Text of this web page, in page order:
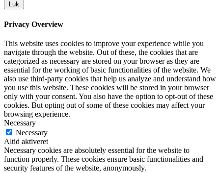
Luk
Privacy Overview
This website uses cookies to improve your experience while you
navigate through the website. Out of these, the cookies that are
categorized as necessary are stored on your browser as they are
essential for the working of basic functionalities of the website. We
also use third-party cookies that help us analyze and understand how
you use this website. These cookies will be stored in your browser
only with your consent. You also have the option to opt-out of these
cookies. But opting out of some of these cookies may affect your
browsing experience.
Necessary
Necessary
Altid aktiveret
Necessary cookies are absolutely essential for the website to
function properly. These cookies ensure basic functionalities and
security features of the website, anonymously.